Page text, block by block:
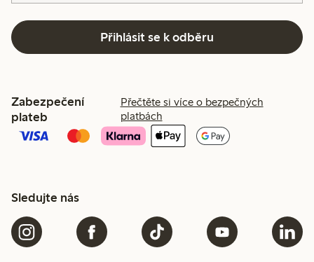
Přihlásit se k odběru
Zabezpečení
plateb
Přečtěte si více o bezpečných
platbách
Sledujte nás